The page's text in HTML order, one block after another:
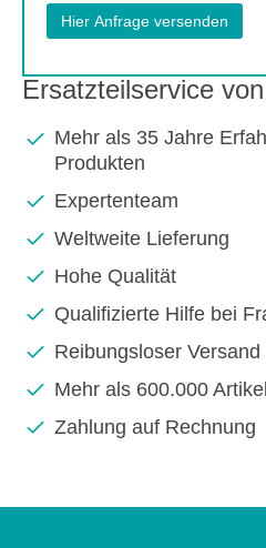
Ersatzteilservice
Mehr als 35 Jahre
Produkten
Expertenteam
Weltweite Lieferung
Hohe Qualität
Qualifizierte Hilfe bei
Reibungsloser Versand
Mehr als 600.000
Zahlung auf Rechnung